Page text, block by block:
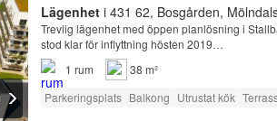
Lägenheti 431 62, Bosgården,
Trevlig lägenhet med öppen planlösning i
stod klar för inflyttning hösten 2019…
1 rum
38 m²
Parkeringsplats Balkong Utrustat kök